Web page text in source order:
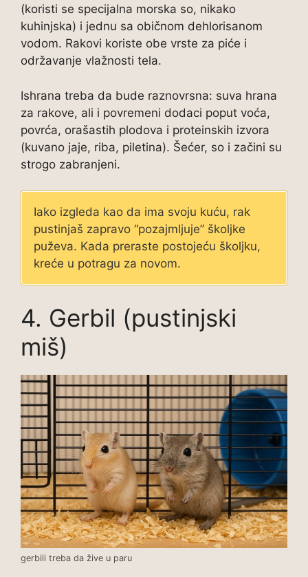
(koristi se specijalna morska so, nikako
kuhinjska) i jednu sa običnom dehlorisanom
vodom. Rakovi koriste obe vrste za piće i
održavanje vlažnosti tela.
Ishrana treba da bude raznovrsna: suva hrana
za rakove, ali i povremeni dodaci poput voća,
povrća, orašastih plodova i proteinskih izvora
(kuvano jaje, riba, piletina). Šećer, so i začini su
strogo zabranjeni.
Iako izgleda kao da ima svoju kuću, rak
pustinjaš zapravo “pozajmljuje” školjke
puževa. Kada preraste postojeću školjku,
kreće u potragu za novom.
4. Gerbil (pustinjski
miš)
gerbili treba da žive u paru